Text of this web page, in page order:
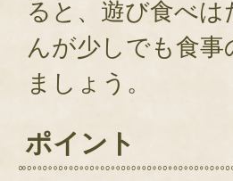
ると、遊び食べ
んが少しでも食
ましょう。
ポイント